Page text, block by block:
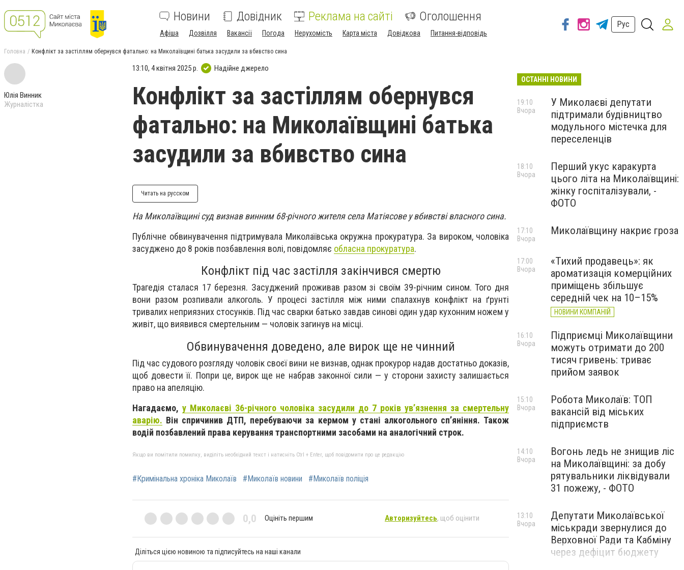
Новини Довідник Реклама на сайті Оголошення
Афіша Дозвілля Вакансії Погода Нерухомість Карта міста Довідкова Питання-відповідь
Рус
Головна Конфлікт за застіллям обернувся фатально: на Миколаївщині батька засудили за вбивство сина
Юлія Винник
Журналістка
13:10, 4 квітня 2025 р. Надійне джерело
Конфлікт за застіллям обернувся
фатально: на Миколаївщині батька
засудили за вбивство сина
Читать на русском
На Миколаївщині суд визнав винним 68-річного жителя села Матіясове у вбивстві власного сина.
Публічне обвинувачення підтримувала Миколаївська окружна прокуратура. За вироком, чоловіка
засуджено до 8 років позбавлення волі, повідомляє обласна прокуратура.
Конфлікт під час застілля закінчився смертю
Трагедія сталася 17 березня. Засуджений проживав разом зі своїм 39-річним сином. Того дня
вони разом розпивали алкоголь. У процесі застілля між ними спалахнув конфлікт на ґрунті
тривалих неприязних стосунків. Під час сварки батько завдав синові один удар кухонним ножем у
живіт, що виявився смертельним — чоловік загинув на місці.
Обвинувачення доведено, але вирок ще не чинний
Під час судового розгляду чоловік своєї вини не визнав, однак прокурор надав достатньо доказів,
щоб довести її. Попри це, вирок ще не набрав законної сили — у сторони захисту залишається
право на апеляцію.
Нагадаємо, у Миколаєві 36-річного чоловіка засудили до 7 років ув’язнення за смертельну
аварію. Він спричинив ДТП, перебуваючи за кермом у стані алкогольного сп’яніння. Також
водій позбавлений права керування транспортними засобами на аналогічний строк.
Якщо ви помітили помилку, виділіть необхідний текст і натисніть Ctrl + Enter, щоб повідомити про це редакцію
#Кримінальна хроніка Миколаїв #Миколаїв новини #Миколаїв поліція
0,0 Оцініть першим Авторизуйтесь, щоб оцінити
Діліться цією новиною та підписуйтесь на наші канали
ОСТАННІ НОВИНИ
У Миколаєві депутати
підтримали будівництво
модульного містечка для
переселенців
19:10
Вчора
Перший укус каракурта
цього літа на Миколаївщині:
жінку госпіталізували, -
ФОТО
18:10
Вчора
Миколаївщину накриє гроза
17:10
Вчора
«Тихий продавець»: як
ароматизація комерційних
приміщень збільшує
середній чек на 10–15%
НОВИНИ КОМПАНІЙ
17:00
Вчора
Підприємці Миколаївщини
можуть отримати до 200
тисяч гривень: триває
прийом заявок
16:10
Вчора
Робота Миколаїв: ТОП
вакансій від міських
підприємств
15:10
Вчора
Вогонь ледь не знищив ліс
на Миколаївщині: за добу
рятувальники ліквідували
31 пожежу, - ФОТО
14:10
Вчора
Депутати Миколаївської
міськради звернулися до
Верховної Ради та Кабміну
через дефіцит бюджету
13:10
Вчора